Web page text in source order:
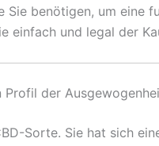
Sie benötigen, um eine
einfach und legal der
Profil der
Sorte. Sie hat sich